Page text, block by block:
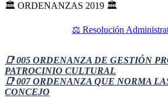
🏛️ ORDENANZAS 2019 🏛️
⚖️ Resolución
📑 005 ORDENANZA DE GESTIÓN
PATROCINIO CULTURAL
📑 007 ORDENANZA QUE NORMA
CONCEJO